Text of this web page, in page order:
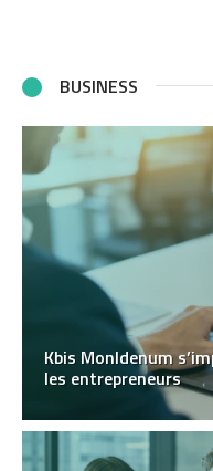
BUSINESS
Kbis MonIdenum
les entrepreneurs